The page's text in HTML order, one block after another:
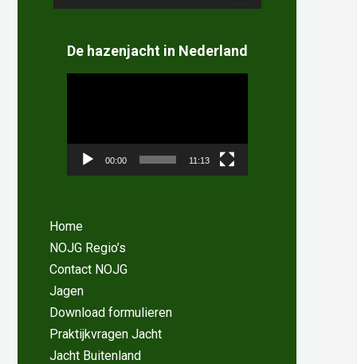
De hazenjacht in Nederland
00:00 11:13
Home
NOJG Regio’s
Contact NOJG
Jagen
Download formulieren
Praktijkvragen Jacht
Jacht Buitenland